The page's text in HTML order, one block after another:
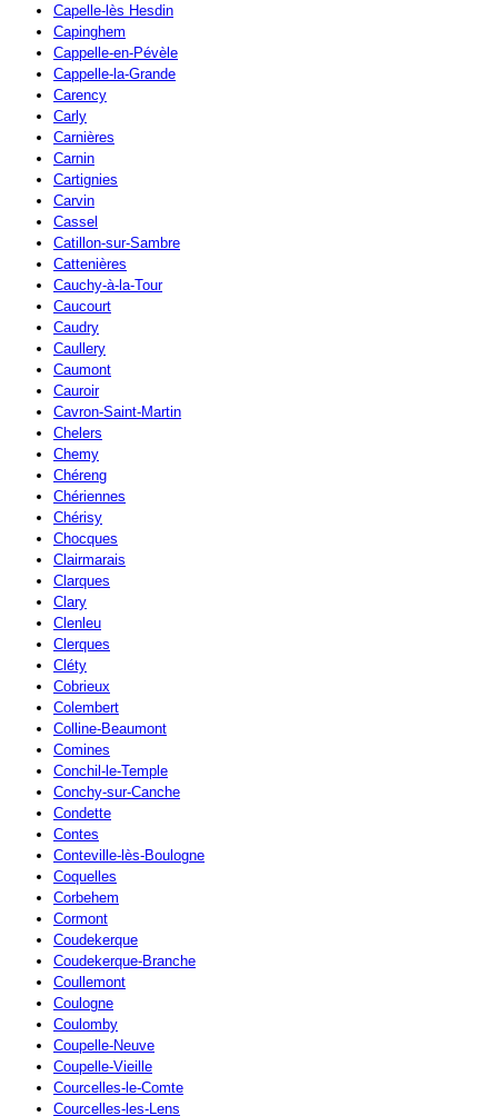
Capelle-lès Hesdin
Capinghem
Cappelle-en-Pévèle
Cappelle-la-Grande
Carency
Carly
Carnières
Carnin
Cartignies
Carvin
Cassel
Catillon-sur-Sambre
Cattenières
Cauchy-à-la-Tour
Caucourt
Caudry
Caullery
Caumont
Cauroir
Cavron-Saint-Martin
Chelers
Chemy
Chéreng
Chériennes
Chérisy
Chocques
Clairmarais
Clarques
Clary
Clenleu
Clerques
Cléty
Cobrieux
Colembert
Colline-Beaumont
Comines
Conchil-le-Temple
Conchy-sur-Canche
Condette
Contes
Conteville-lès-Boulogne
Coquelles
Corbehem
Cormont
Coudekerque
Coudekerque-Branche
Coullemont
Coulogne
Coulomby
Coupelle-Neuve
Coupelle-Vieille
Courcelles-le-Comte
Courcelles-les-Lens